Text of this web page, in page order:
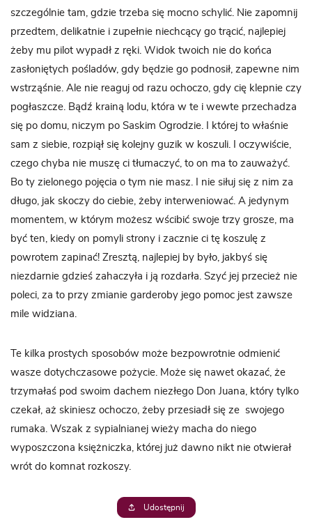
szczególnie tam, gdzie trzeba się mocno schylić. Nie zapomnij
przedtem, delikatnie i zupełnie niechcący go trącić, najlepiej
żeby mu pilot wypadł z ręki. Widok twoich nie do końca
zasłoniętych pośladów, gdy będzie go podnosił, zapewne nim
wstrząśnie. Ale nie reaguj od razu ochoczo, gdy cię klepnie czy
pogłaszcze. Bądź krainą lodu, która w te i wewte przechadza
się po domu, niczym po Saskim Ogrodzie. I której to właśnie
sam z siebie, rozpiął się kolejny guzik w koszuli. I oczywiście,
czego chyba nie muszę ci tłumaczyć, to on ma to zauważyć.
Bo ty zielonego pojęcia o tym nie masz. I nie siłuj się z nim za
długo, jak skoczy do ciebie, żeby interweniować. A jedynym
momentem, w którym możesz wścibić swoje trzy grosze, ma
być ten, kiedy on pomyli strony i zacznie ci tę koszulę z
powrotem zapinać! Zresztą, najlepiej by było, jakbyś się
niezdarnie gdzieś zahaczyła i ją rozdarła. Szyć jej przecież nie
poleci, za to przy zmianie garderoby jego pomoc jest zawsze
mile widziana.
Te kilka prostych sposobów może bezpowrotnie odmienić
wasze dotychczasowe pożycie. Może się nawet okazać, że
trzymałaś pod swoim dachem niezłego Don Juana, który tylko
czekał, aż skiniesz ochoczo, żeby przesiadł się ze swojego
rumaka. Wszak z sypialnianej wieży macha do niego
wyposzczona księżniczka, której już dawno nikt nie otwierał
wrót do komnat rozkoszy.
Udostępnij